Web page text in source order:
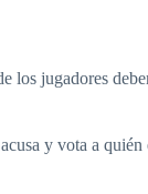
jugadores
y vota a